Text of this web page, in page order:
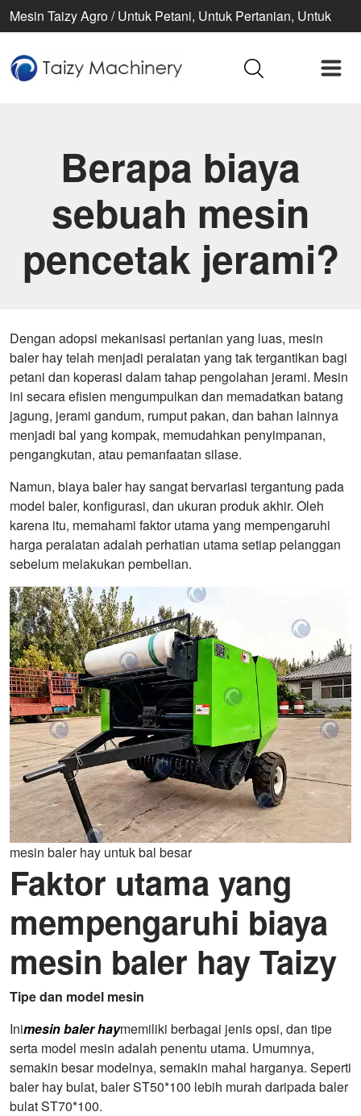
Mesin Taizy Agro / Untuk Petani, Untuk Pertanian, Untuk
Berapa biaya
sebuah mesin
pencetak jerami?
Dengan adopsi mekanisasi pertanian yang luas, mesin
baler hay telah menjadi peralatan yang tak tergantikan bagi
petani dan koperasi dalam tahap pengolahan jerami. Mesin
ini secara efisien mengumpulkan dan memadatkan batang
jagung, jerami gandum, rumput pakan, dan bahan lainnya
menjadi bal yang kompak, memudahkan penyimpanan,
pengangkutan, atau pemanfaatan silase.
Namun, biaya baler hay sangat bervariasi tergantung pada
model baler, konfigurasi, dan ukuran produk akhir. Oleh
karena itu, memahami faktor utama yang mempengaruhi
harga peralatan adalah perhatian utama setiap pelanggan
sebelum melakukan pembelian.
mesin baler hay untuk bal besar
Faktor utama yang
mempengaruhi biaya
mesin baler hay Taizy
Tipe dan model mesin
Inimesin baler haymemiliki berbagai jenis opsi, dan tipe
serta model mesin adalah penentu utama. Umumnya,
semakin besar modelnya, semakin mahal harganya. Seperti
baler hay bulat, baler ST50*100 lebih murah daripada baler
bulat ST70*100.